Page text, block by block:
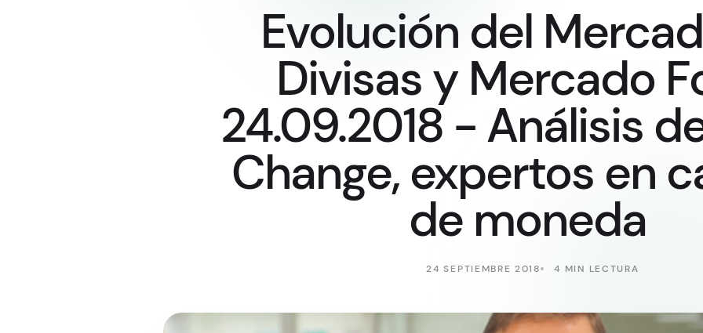
Evolución del
Divisas y Mercado
24.09.2018 - Análisis
Change, expertos en
de moneda
24 SEPTIEMBRE 2018 4 MIN LECTURA